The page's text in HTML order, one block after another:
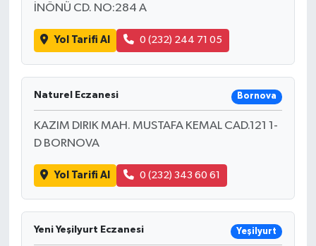
İNÖNÜ CD. NO:284 A
Yol Tarifi Al 0 (232) 244 71 05
Naturel Eczanesi Bornova
KAZIM DIRIK MAH. MUSTAFA KEMAL CAD.121 1-
D BORNOVA
Yol Tarifi Al 0 (232) 343 60 61
Yeni Yeşilyurt Eczanesi Yeşilyurt